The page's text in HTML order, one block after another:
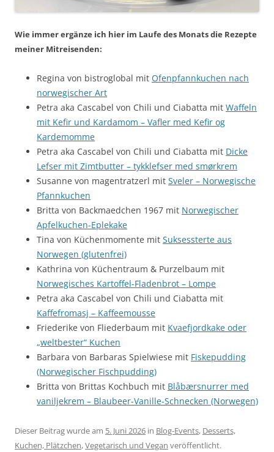
Wie immer ergänze ich hier im Laufe des Monats die Rezepte
meiner Mitreisenden:
Regina von bistroglobal mit Ofenpfannkuchen nach
norwegischer Art
Petra aka Cascabel von Chili und Ciabatta mit Waffeln
mit Kefir und Kardamom – Vafler med Kefir og
Kardemomme
Petra aka Cascabel von Chili und Ciabatta mit Dicke
Lefser mit Zimtbutter – tykklefser med smørkrem
Susanne von magentratzerl mit Sveler – Norwegische
Pfannkuchen
Britta von Backmaedchen 1967 mit Norwegischer
Apfelkuchen-Eplekake
Tina von Küchenmomente mit Suksessterte aus
Norwegen (glutenfrei)
Kathrina von Küchentraum & Purzelbaum mit
Norwegisches Kartoffel-Fladenbrot – Lompe
Petra aka Cascabel von Chili und Ciabatta mit
Kaffefromasj – Kaffeemousse
Friederike von Fliederbaum mit Kvaefjordkake oder
„weltbester“ Kuchen
Barbara von Barbaras Spielwiese mit Fiskepudding
(Norwegischer Fischpudding)
Britta von Brittas Kochbuch mit Blåbærsnurrer med
vaniljekrem – Blaubeer-Vanille-Schnecken (Norwegen)
Dieser Beitrag wurde am 5. Juni 2026 in Blog-Events, Desserts,
Kuchen, Plätzchen,Vegetarisch und Vegan veröffentlicht.